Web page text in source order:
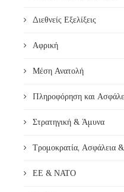
Διεθνείς Εξελίξεις
Αφρική
Μέση Ανατολή
Πληροφόρηση και
Στρατηγική & Άμυνα
Τρομοκρατία, Ασφάλεια
ΕΕ & ΝΑΤΟ